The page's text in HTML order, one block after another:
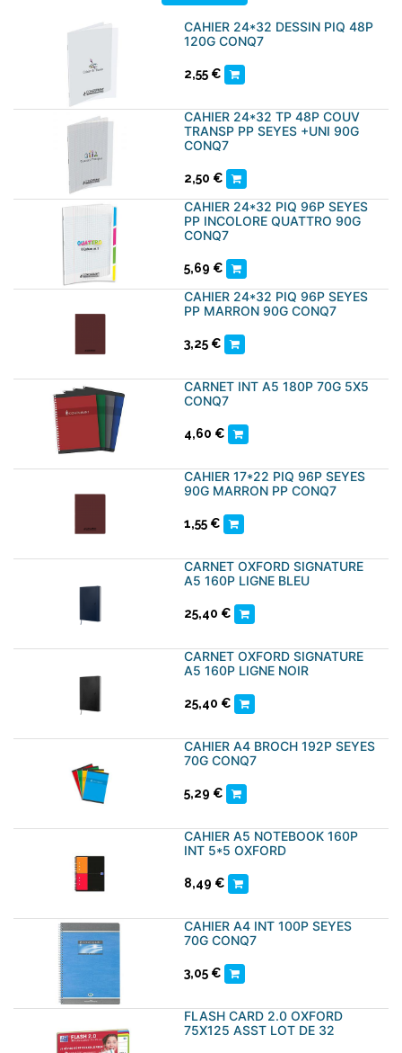
CAHIER 24*32 DESSIN PIQ 48P
120G CONQ7
2,55 €
CAHIER 24*32 TP 48P COUV
TRANSP PP SEYES +UNI 90G
CONQ7
2,50 €
CAHIER 24*32 PIQ 96P SEYES
PP INCOLORE QUATTRO 90G
CONQ7
5,69 €
CAHIER 24*32 PIQ 96P SEYES
PP MARRON 90G CONQ7
3,25 €
CARNET INT A5 180P 70G 5X5
CONQ7
4,60 €
CAHIER 17*22 PIQ 96P SEYES
90G MARRON PP CONQ7
1,55 €
CARNET OXFORD SIGNATURE
A5 160P LIGNE BLEU
25,40 €
CARNET OXFORD SIGNATURE
A5 160P LIGNE NOIR
25,40 €
CAHIER A4 BROCH 192P SEYES
70G CONQ7
5,29 €
CAHIER A5 NOTEBOOK 160P
INT 5*5 OXFORD
8,49 €
CAHIER A4 INT 100P SEYES
70G CONQ7
3,05 €
FLASH CARD 2.0 OXFORD
75X125 ASST LOT DE 32